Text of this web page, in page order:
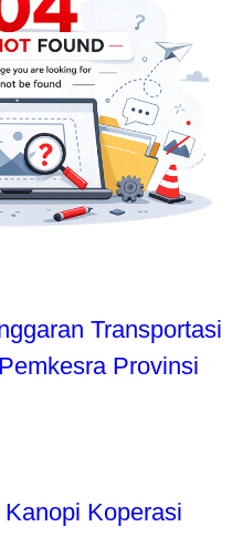
Transportasi
Provinsi
Koperasi